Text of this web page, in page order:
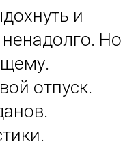
и
Но
отпуск.